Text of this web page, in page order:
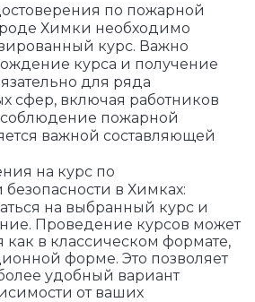
по пожарной
Химки необходимо
курс. Важно
курса и получение
для ряда
сфер, включая работников
пожарной
важной составляющей
на курс по
в Химках:
на выбранный курс и
Проведение курсов может
как в классическом формате,
форме. Это позволяет
удобный вариант
от ваших